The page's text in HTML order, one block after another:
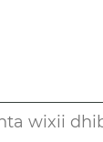
wixii